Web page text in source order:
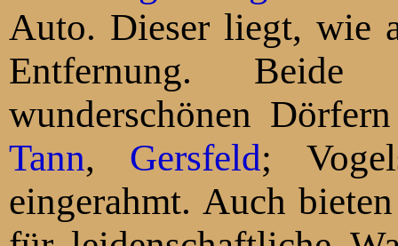
Auto.
Entfernung.
wunderschönen
Tann, Gersfeld
;
eingerahmt. Auch bieten sich hier viele Möglichkeiten